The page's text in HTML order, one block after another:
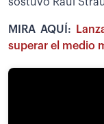
sostuvo Raúl
MIRA AQUÍ:
superar el medio